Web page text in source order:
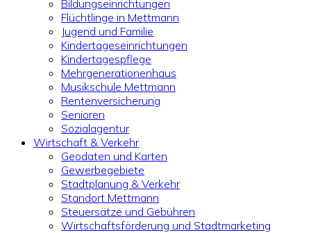
Bildungseinrichtungen
Flüchtlinge in Mettmann
Jugend und Familie
Kindertageseinrichtungen
Kindertagespflege
Mehrgenerationenhaus
Musikschule Mettmann
Rentenversicherung
Senioren
Sozialagentur
Wirtschaft & Verkehr
Geodaten und Karten
Gewerbegebiete
Stadtplanung & Verkehr
Standort Mettmann
Steuersätze und Gebühren
Wirtschaftsförderung und Stadtmarketing